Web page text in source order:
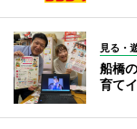
見る・
船橋
育て